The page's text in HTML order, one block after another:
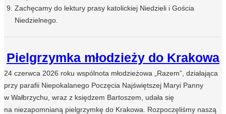
Zachęcamy do lektury prasy katolickiej Niedzieli i Gościa
Niedzielnego.
Pielgrzymka młodzieży do Krakowa
24 czerwca 2026 roku wspólnota młodzieżowa „Razem”, działająca
przy parafii Niepokalanego Poczęcia Najświętszej Maryi Panny
w Wałbrzychu, wraz z księdzem Bartoszem, udała się
na niezapomnianą pielgrzymkę do Krakowa. Rozpoczęliśmy naszą